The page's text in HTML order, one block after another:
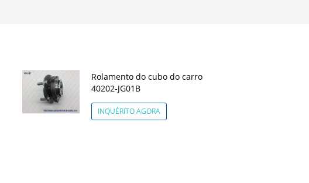
Rolamento do cubo do carro
40202-JG01B
INQUÉRITO AGORA